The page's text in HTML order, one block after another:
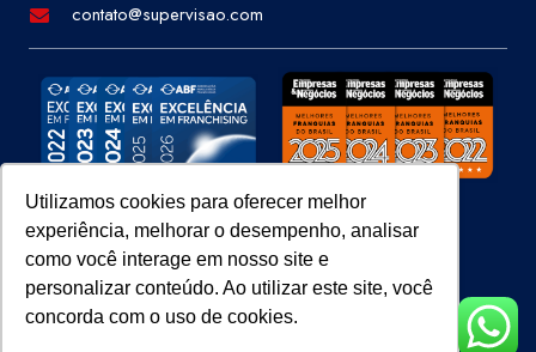
Utilizamos cookies para oferecer melhor
experiência, melhorar o desempenho, analisar
como você interage em nosso site e
personalizar conteúdo. Ao utilizar este site, você
concorda com o uso de cookies.
contato@supervisao.com
Site 100% Seguro